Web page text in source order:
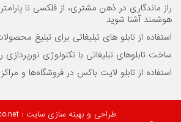
راز ماندگاری در ذهن مشتری، از فلکسی تا
هوشمند آشنا شوید
استفاده از تابلو های تبلیغاتی برای تبلیغ
ساخت تابلوهای تبلیغاتی با تکنولوژی نورپردازی
استفاده از تابلو لایت باکس در فروشگاه‌ها و
طراحی و بهینه سازی سایت : Kohan-co.net